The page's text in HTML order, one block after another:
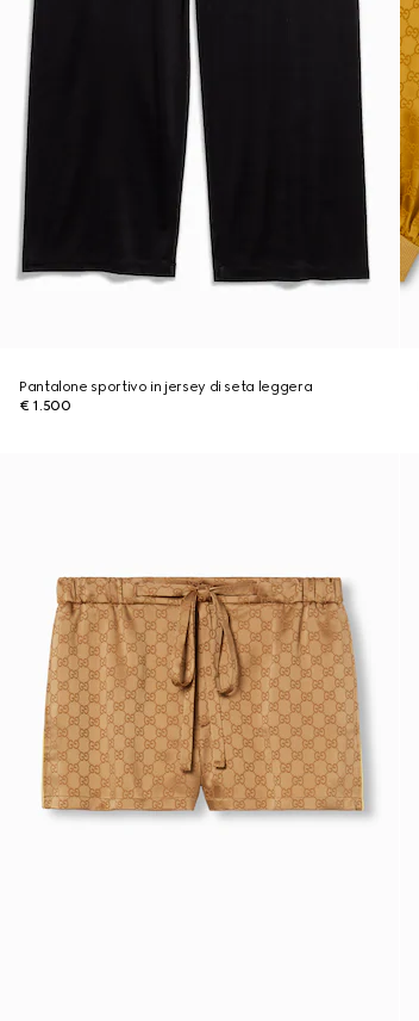
Pantalone sportivo in jersey di seta leggera
€ 1.500